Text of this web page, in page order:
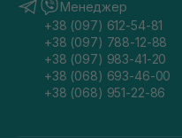
Менеджер
+38 (097) 612-54-81
+38 (097) 788-12-88
+38 (097) 983-41-20
+38 (068) 693-46-00
+38 (068) 951-22-86